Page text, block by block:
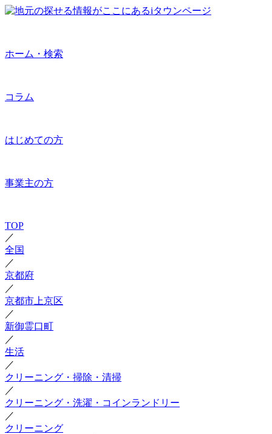
ホーム・検索
コラム
はじめての方
事業主の方
TOP
／
全国
／
京都府
／
京都市上京区
／
新御霊口町
／
生活
／
クリーニング・掃除・清掃
／
クリーニング・洗濯・コインランドリー
／
クリーニング